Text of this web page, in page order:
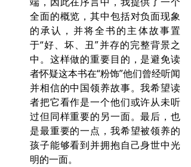
全面的概览，其中包括对负面现象
的承认，并将全书的主体故事置
于“好、坏、丑”并存的完整背景之
中。这样做的重要目的，是避免读
者怀疑这本书在“粉饰”他们曾经听闻
并相信的中国领养故事。我希望读
者把它看作是一个他们或许从未听
过但同样重要的另一面。最后，也
是最重要的一点，我希望被领养的
孩子能够看到并拥抱自己身世中光
明的一面。